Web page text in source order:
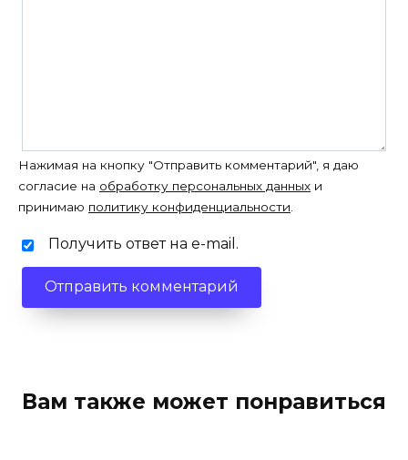
Нажимая на кнопку "Отправить комментарий", я даю
согласие на обработку персональных данных и
принимаю политику конфиденциальности
Получить ответ на e-mail.
Вам также может понравиться